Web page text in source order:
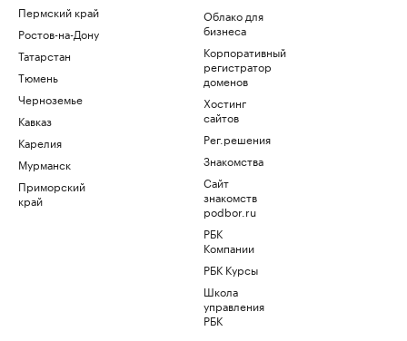
Пермский край
Ростов-на-Дону
Татарстан
Тюмень
Черноземье
Кавказ
Карелия
Мурманск
Приморский
край
Облако для
бизнеса
Корпоративный
регистратор
доменов
Хостинг
сайтов
Рег.решения
Знакомства
Сайт
знакомств
podbor.ru
РБК
Компании
РБК Курсы
Школа
управления
РБК